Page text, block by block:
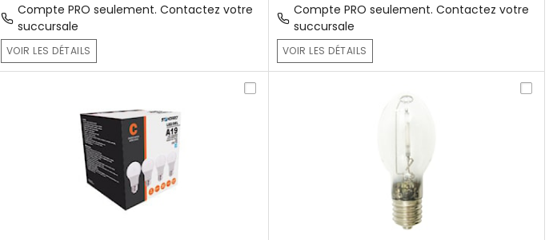
Compte PRO seulement. Contactez votre
succursale
VOIR LES DÉTAILS
Compte PRO seulement. Contactez votre
succursale
VOIR LES DÉTAILS